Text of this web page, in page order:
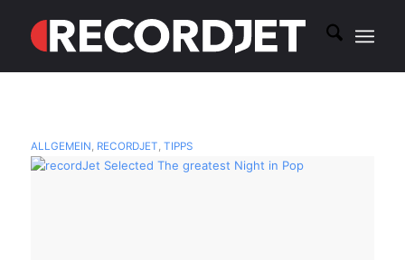
ALLGEMEIN, RECORDJET, TIPPS